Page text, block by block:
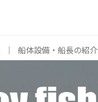
｜ 船体設備・船長の紹介